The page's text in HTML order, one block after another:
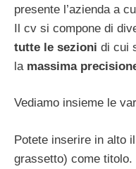
presente l’azienda a
Il cv si compone di
tutte le sezioni di cui
la massima
Vediamo insieme le
Potete inserire in alto
grassetto) come titolo.